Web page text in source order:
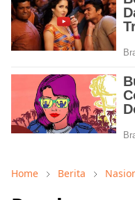
Home Berita